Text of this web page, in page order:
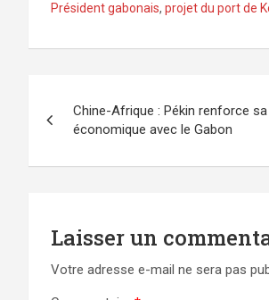
Président gabonais, projet du port de
de
l’article
Chine-Afrique : Pékin renforce
économique avec le Gabon
Laisser un
Votre adresse e-mail ne sera pas